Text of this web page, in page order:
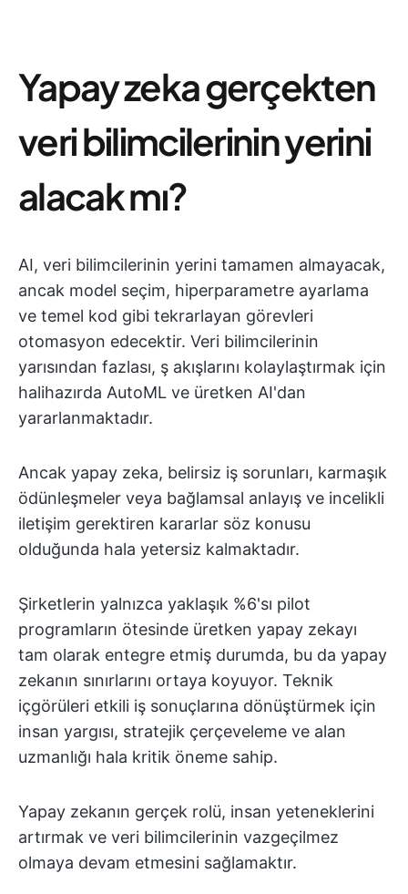
Yapay zeka gerçekten
veri bilimcilerinin yerini
alacak mı?
AI, veri bilimcilerinin yerini tamamen almayacak,
ancak model seçim, hiperparametre ayarlama
ve temel kod gibi tekrarlayan görevleri
otomasyon edecektir. Veri bilimcilerinin
yarısından fazlası, ş akışlarını kolaylaştırmak için
halihazırda AutoML ve üretken AI'dan
yararlanmaktadır.
Ancak yapay zeka, belirsiz iş sorunları, karmaşık
ödünleşmeler veya bağlamsal anlayış ve incelikli
iletişim gerektiren kararlar söz konusu
olduğunda hala yetersiz kalmaktadır.
Şirketlerin yalnızca yaklaşık %6'sı pilot
programların ötesinde üretken yapay zekayı
tam olarak entegre etmiş durumda, bu da yapay
zekanın sınırlarını ortaya koyuyor. Teknik
içgörüleri etkili iş sonuçlarına dönüştürmek için
insan yargısı, stratejik çerçeveleme ve alan
uzmanlığı hala kritik öneme sahip.
Yapay zekanın gerçek rolü, insan yeteneklerini
artırmak ve veri bilimcilerinin vazgeçilmez
olmaya devam etmesini sağlamaktır.